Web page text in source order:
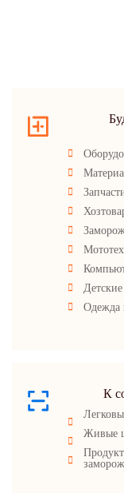
Одежда
К
Живые